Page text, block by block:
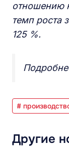
отношению
темп роста
125 %.
#
Другие